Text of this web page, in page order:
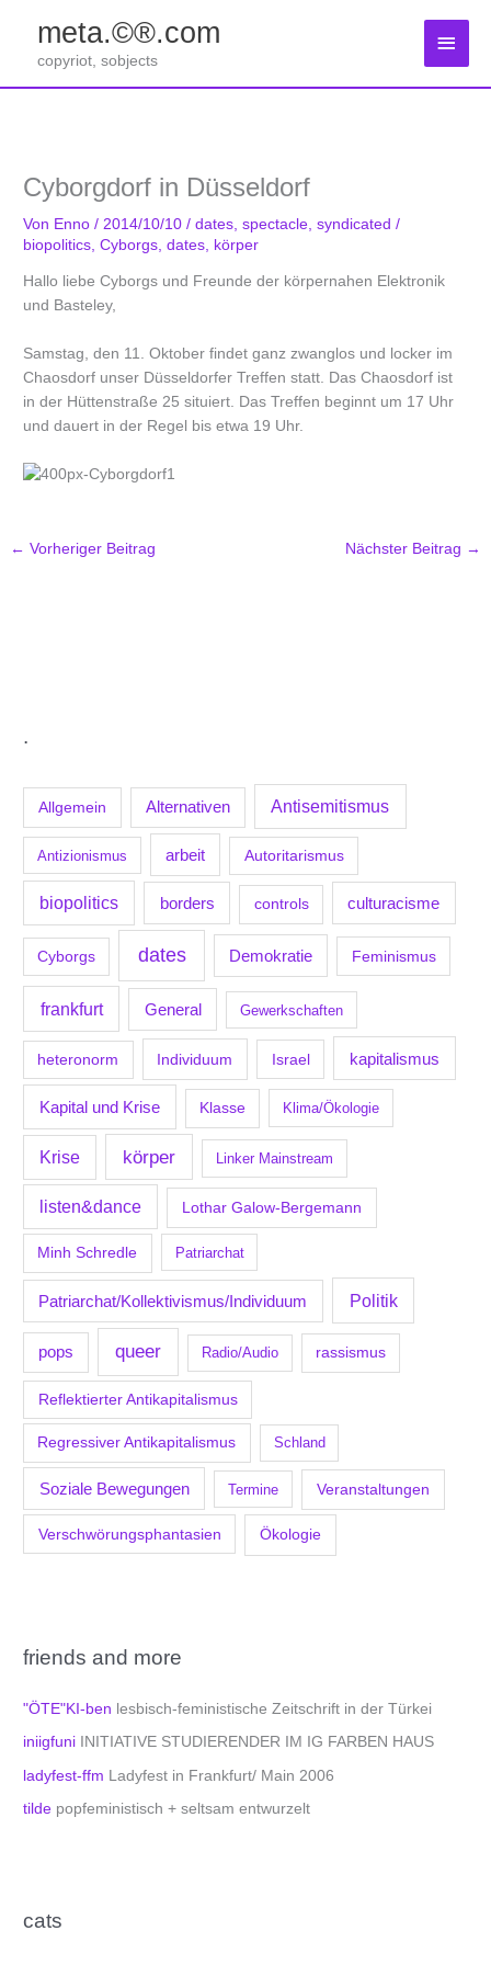
springen
meta.©®.com
copyriot, sobjects
.
Allgemein Alternativen Antisemitismus
Antizionismus arbeit Autoritarismus
biopolitics borders controls culturacisme
Cyborgs dates Demokratie Feminismus
frankfurt General Gewerkschaften
heteronorm Individuum Israel kapitalismus
Kapital und Krise Klasse Klima/Ökologie
Krise körper Linker Mainstream
listen&dance Lothar Galow-Bergemann
Minh Schredle Patriarchat
Patriarchat/Kollektivismus/Individuum Politik
pops queer Radio/Audio rassismus
Reflektierter Antikapitalismus
Regressiver Antikapitalismus Schland
Soziale Bewegungen Termine Veranstaltungen
Verschwörungsphantasien Ökologie
friends and more
"ÖTE"KI-ben lesbisch-feministische Zeitschrift in der Türkei
iniigfuni INITIATIVE STUDIERENDER IM IG FARBEN HAUS
ladyfest-ffm Ladyfest in Frankfurt/ Main 2006
tilde popfeministisch + seltsam entwurzelt
cats
Cyborgdorf in Düsseldorf
Von Enno/ 2014/10/10/dates ,spectacle ,syndicated /
biopolitics ,Cyborgs ,dates körper
Hallo liebe Cyborgs und Freunde der körpernahen Elektronik
und Basteley,
Samstag, den 11. Oktober findet ganz zwanglos und locker im
Chaosdorf unser Düsseldorfer Treffen statt. Das Chaosdorf ist
in der Hüttenstraße 25 situiert. Das Treffen beginnt um 17 Uhr
und dauert in der Regel bis etwa 19 Uhr.
← Vorheriger Beitrag Nächster Beitrag →